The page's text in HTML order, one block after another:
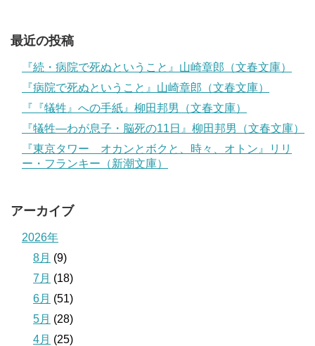
最近の投稿
『続・病院で死ぬということ』山崎章郎（文春文庫）
『病院で死ぬということ』山崎章郎（文春文庫）
『『犠牲』への手紙』柳田邦男（文春文庫）
『犠牲―わが息子・脳死の11日』柳田邦男（文春文庫）
『東京タワー オカンとボクと、時々、オトン』リリ
ー・フランキー（新潮文庫）
アーカイブ
2026年
8月 (9)
7月 (18)
6月 (51)
5月 (28)
4月 (25)